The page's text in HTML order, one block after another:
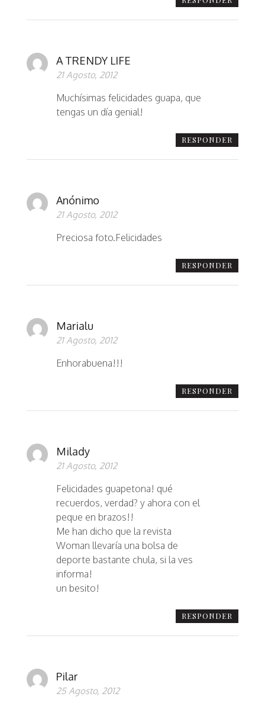
A TRENDY LIFE
21 Agosto, 2012
Muchísimas felicidades guapa, que
tengas un día genial!
RESPONDER
Anónimo
21 Agosto, 2012
Preciosa foto.Felicidades
RESPONDER
Marialu
21 Agosto, 2012
Enhorabuena!!!
RESPONDER
Milady
21 Agosto, 2012
Felicidades guapetona! qué
recuerdos, verdad? y ahora con el
peque en brazos!!
Me han dicho que la revista
Woman llevaría una bolsa de
deporte bastante chula, si la ves
informa!
un besito!
RESPONDER
Pilar
25 Agosto, 2012